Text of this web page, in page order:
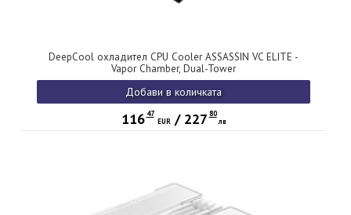
DeepCool охладител CPU Cooler ASSASSIN VC ELITE -
Vapor Chamber, Dual-Tower
Добави в количката
116 47
EUR/ 227 80
лв